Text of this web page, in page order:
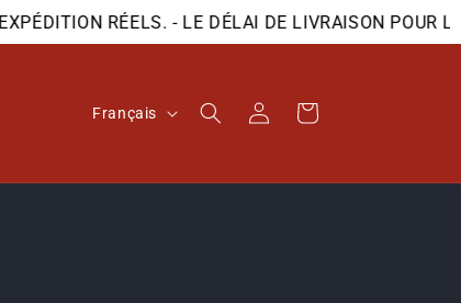
RÉELS. - LE DÉLAI DE LIVRAISON POUR
L
n
Français ConnexionPanier